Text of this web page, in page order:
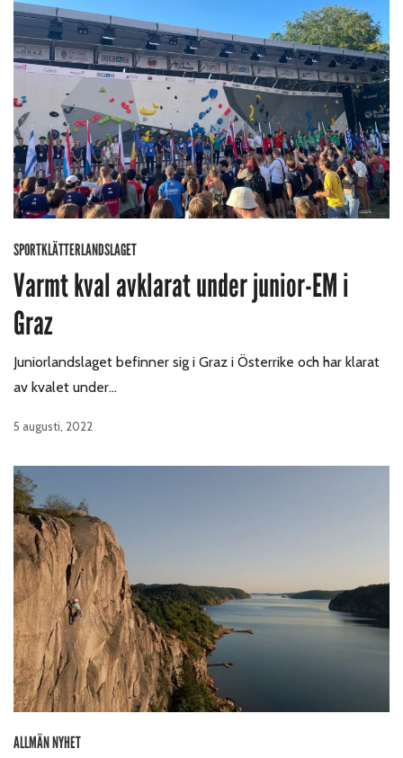
SPORTKLÄTTERLANDSLAGET
Varmt kval avklarat under junior-EM i
Graz
Juniorlandslaget befinner sig i Graz i Österrike och har klarat
av kvalet under…
5 augusti, 2022
ALLMÄN NYHET